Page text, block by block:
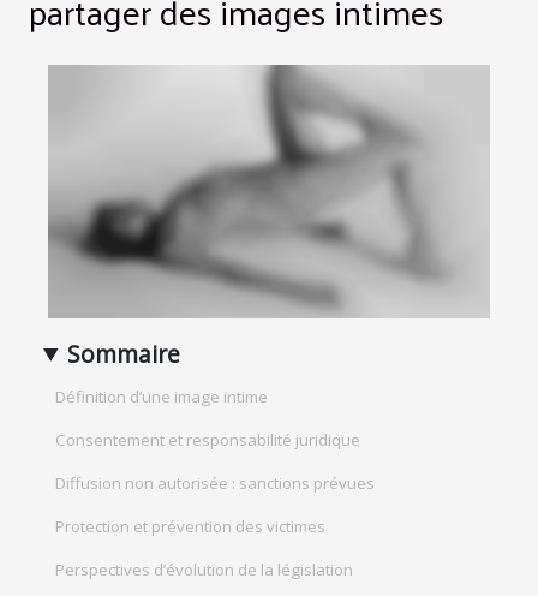
Sommaire
Définition d’une image intime
Consentement et responsabilité juridique
Diffusion non autorisée : sanctions prévues
Protection et prévention des victimes
Perspectives d’évolution de la législation